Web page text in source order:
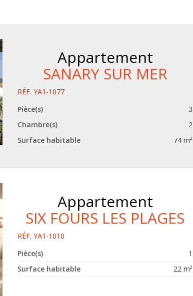
Appartement
SANARY SUR MER
RÉF. YA1-1077
Pièce(s)
3
Chambre(s)
2
Surface habitable
74 m²
Appartement
SIX FOURS LES PLAGES
RÉF. YA1-1010
Pièce(s)
1
Surface habitable
22 m²